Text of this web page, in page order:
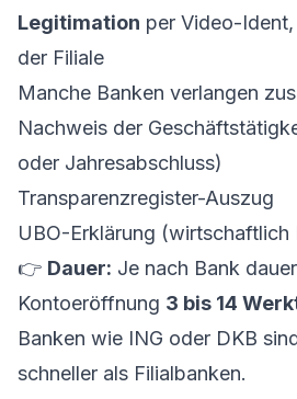
Legitimation per Video-
der Filiale
Manche Banken verlangen
Nachweis der
oder Jahresabschluss)
Transparenzregister-Auszug
UBO-Erklärung (wirtschaftlich
👉 Dauer: Je nach Bank
Kontoeröffnung 3 bis 14
Banken wie ING oder DKB
schneller als Filialbanken.